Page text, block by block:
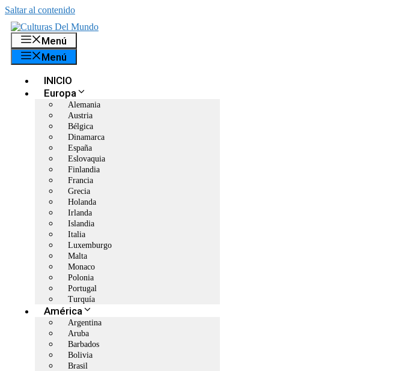
Saltar al contenido
Menú
Menú
INICIO
Europa
Alemania
Austria
Bélgica
Dinamarca
España
Eslovaquia
Finlandia
Francia
Grecia
Holanda
Irlanda
Islandia
Italia
Luxemburgo
Malta
Monaco
Polonia
Portugal
Turquía
América
Argentina
Aruba
Barbados
Bolivia
Brasil